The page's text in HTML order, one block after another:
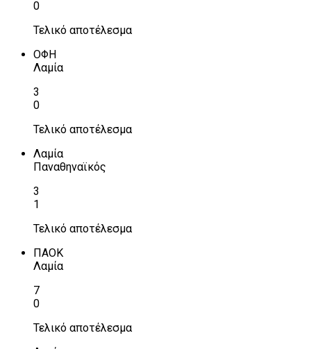
0
Τελικό αποτέλεσμα
ΟΦΗ
Λαμία
3
0
Τελικό αποτέλεσμα
Λαμία
Παναθηναϊκός
3
1
Τελικό αποτέλεσμα
ΠΑΟΚ
Λαμία
7
0
Τελικό αποτέλεσμα